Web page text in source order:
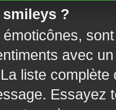
?
avec
liste
Essayez